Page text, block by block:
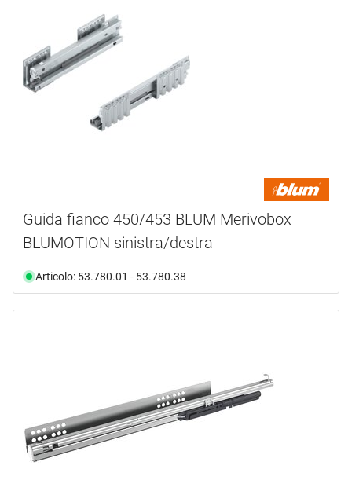
Guida fianco 450/453 BLUM Merivobox
BLUMOTION sinistra/destra
Articolo: 53.780.01 - 53.780.38